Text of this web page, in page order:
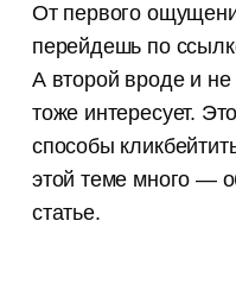
От первого
перейдешь по
А второй вроде и
тоже интересует.
способы
этой теме много —
статье.